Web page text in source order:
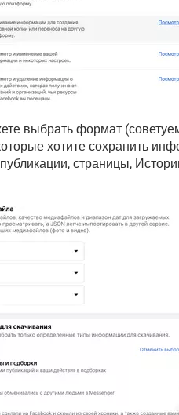
выбрать формат
хотите сохранить
страницы,